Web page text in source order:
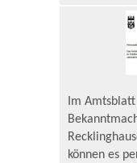
Im
können es